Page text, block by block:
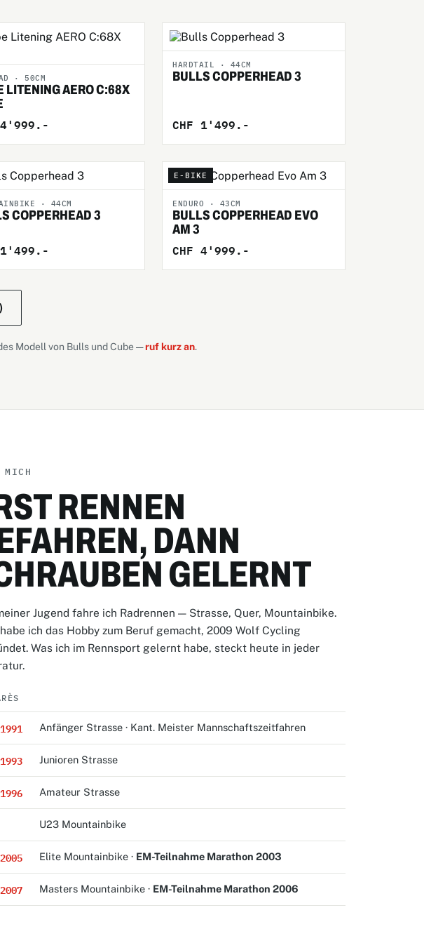
· 50CM
LITENING AERO C:68X
4'999.-
HARDTAIL · 44CM
BULLS COPPERHEAD 3
CHF 1'499.-
· 44CM
COPPERHEAD 3
1'499.-
E-BIKE
ENDURO · 43CM
BULLS COPPERHEAD EVO
AM 3
CHF 4'999.-
Modell von Bulls und Cube —ruf kurz an.
MICH
RENNEN
DANN
GELERNT
Jugend fahre ich Radrennen — Strasse, Quer, Mountainbike.
ich das Hobby zum Beruf gemacht, 2009 Wolf Cycling
Was ich im Rennsport gelernt habe, steckt heute in jeder
Anfänger Strasse · Kant. Meister Mannschaftszeitfahren
Junioren Strasse
Amateur Strasse
U23 Mountainbike
Elite Mountainbike · EM-Teilnahme Marathon 2003
Masters Mountainbike · EM-Teilnahme Marathon 2006